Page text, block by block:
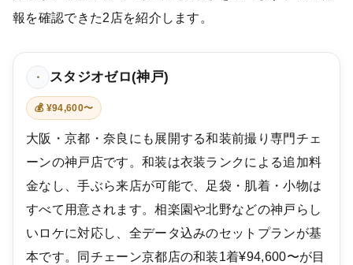
報を確認できた2店を紹介します。
・ スタジオゼロ(神戸)
💰 ¥94,600〜
大阪・京都・奈良にも展開する和装前撮り専門チェ
ーンの神戸店です。和装は衣装ランクによる追加料
金なし、手ぶら来店が可能で、足袋・肌着・小物は
すべて用意されます。相楽園や北野などの神戸らし
いロケに対応し、全データ込みのセットプランが基
本です。同チェーン京都店の和装1着¥94,600〜が目